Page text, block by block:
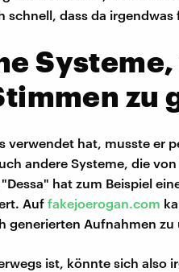
schnell, dass da irgendwas
Systeme,
zu
verwendet hat, musste er
andere Systeme, die
hat zum Beispiel
Auf fakejoerogan.com
generierten Aufnahmen zu
ist, könnte sich also